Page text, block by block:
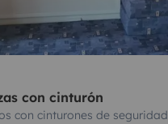
con cinturón
con cinturones de seguridad